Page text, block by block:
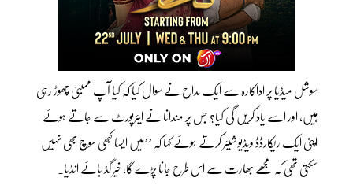
سوشل میڈیا پر اداکارہ سے ایک مداح نے سوال کیا کہ کیا آپ ممبئی چھوڑ رہی
ہیں، اور اسے یاد کریں گی کیا؟ جس پر مندانا نے ایئرپورٹ سے جاتے ہوئے
اپنی ایک ریکارڈڈ ویڈیو شیئر کرتے ہوئے کہا کہ ’’میں ایسا کبھی سوچ بھی نہیں
سکتی تھی کہ مجھے بھارت سے اس طرح جانا پڑے گا، خیر گڈ بائے انڈیا۔